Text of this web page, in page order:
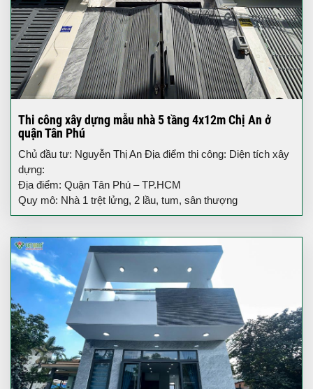
Thi công xây dựng mẫu nhà 5 tầng 4x12m Chị An ở
quận Tân Phú
Chủ đầu tư: Nguyễn Thị An Địa điểm thi công: Diện tích xây
dựng:
Địa điểm: Quận Tân Phú – TP.HCM
Quy mô: Nhà 1 trệt lửng, 2 lầu, tum, sân thượng